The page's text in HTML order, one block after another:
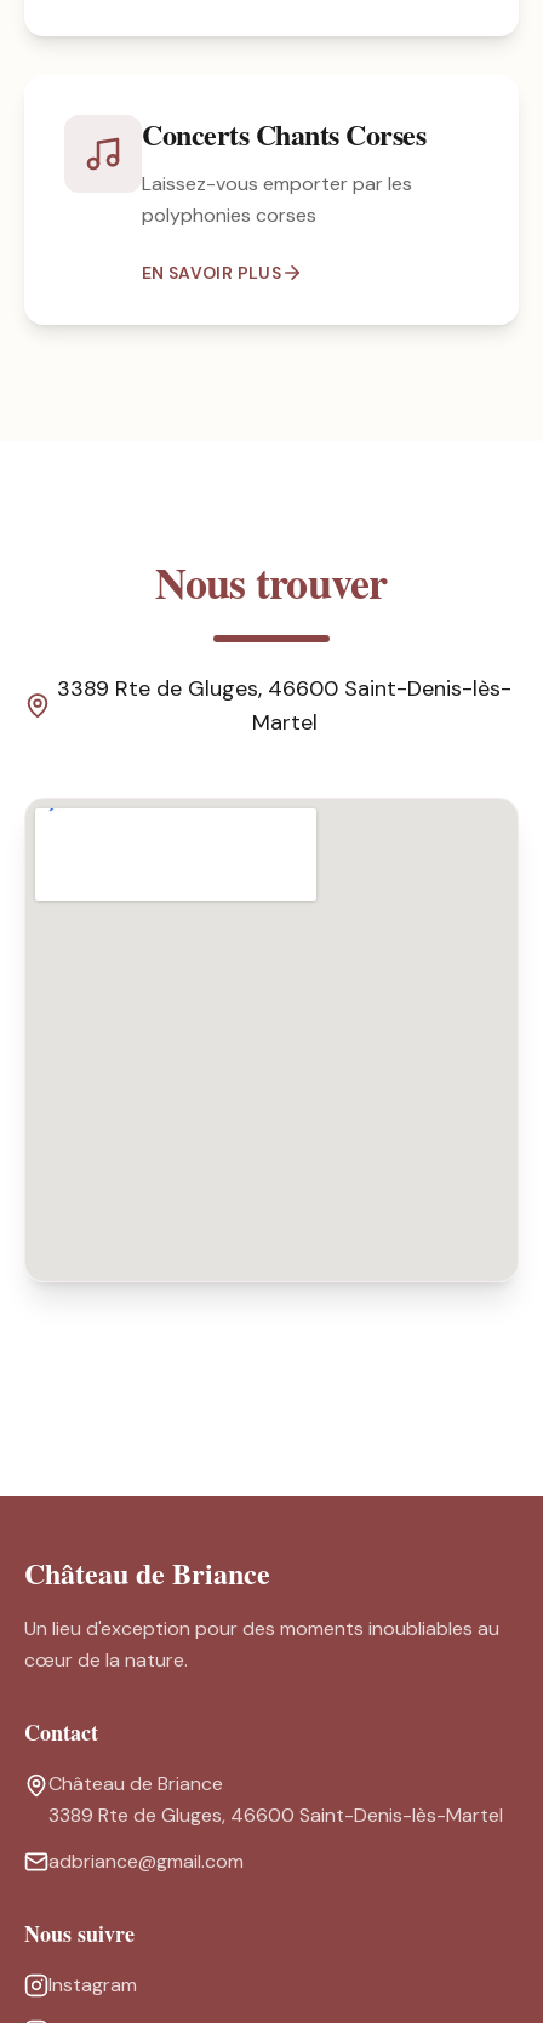
Concerts Chants Corses
Laissez-vous emporter par les
polyphonies corses
EN SAVOIR PLUS
Nous trouver
3389 Rte de Gluges, 46600 Saint-Denis-lès-
Martel
Château de Briance
Un lieu d'exception pour des moments inoubliables au
cœur de la nature.
Contact
Château de Briance
3389 Rte de Gluges, 46600 Saint-Denis-lès-Martel
adbriance@gmail.com
Nous suivre
Instagram